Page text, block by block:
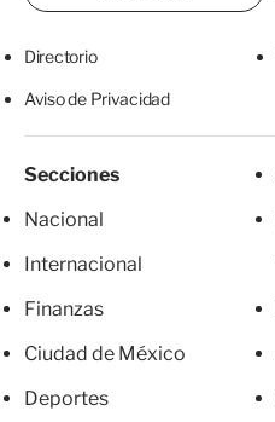
Directorio
Aviso de Privacidad
Secciones
Nacional
Internacional
Finanzas
Ciudad de México
Deportes